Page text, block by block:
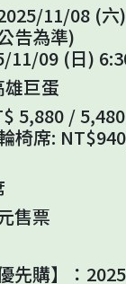
11/08 (六
告為準)
(日) 6:30
雄巨蛋
5,880 /
椅席:
售票
先購】：